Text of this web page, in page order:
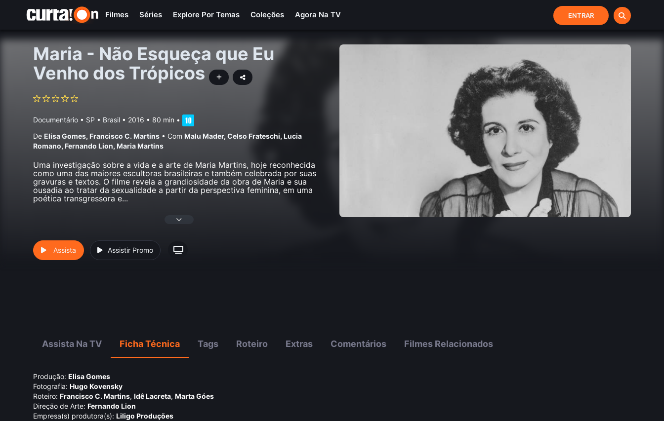
Filmes Séries Explore Por Temas Coleções Agora Na TV ENTRAR
Maria - Não Esqueça que Eu
Venho dos Trópicos
Documentário • SP • Brasil • 2016 • 80 min •
De Elisa Gomes, Francisco C. Martins • Com Malu Mader,Celso Frateschi,Lucia
Romano, Fernando Lion, Maria Martins
Uma investigação sobre a vida e a arte de Maria Martins, hoje reconhecida
como uma das maiores escultoras brasileiras e também celebrada por suas
gravuras e textos. O filme revela a grandiosidade da obra de Maria e sua
ousadia ao tratar da sexualidade a partir da perspectiva feminina, em uma
poética transgressora e...
Assista Assistir Promo
Assista Na TV Ficha Técnica Tags Roteiro Extras Comentários Filmes Relacionados
Produção: Elisa Gomes
Fotografia: Hugo Kovensky
Roteiro: Francisco C. Martins,Idê Lacreta,Marta Góes
Direção de Arte: Fernando Lion
Empresa(s) produtora(s): Liligo Produções